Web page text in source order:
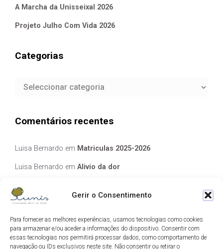
Gerir o Consentimento
Para fornecer as melhores experiências, usamos tecnologias como cookies
para armazenar e/ou aceder a informações do dispositivo. Consentir com
essas tecnologias nos permitirá processar dados, como comportamento de
navegação ou IDs exclusivos neste site. Não consentir ou retirar o
A Marcha da Unisseixal 2026
Projeto Julho Com Vida 2026
Categorias
Categorias
Comentários recentes
Luisa Bernardo em Matriculas 2025-2026
Luisa Bernardo em Alivio da dor
Manuela Silva
elisabete Garcia Fernandes Serra Matriculas 2025-2026
Luis GuedesemEcos de Camilo